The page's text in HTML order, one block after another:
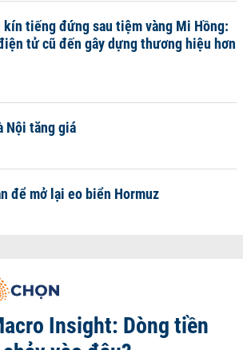
kín tiếng đứng sau tiệm vàng Mi Hồng:
tử cũ đến gây dựng thương hiệu hơn
Nội tăng giá
để mở lại eo biển Hormuz
Insight: Dòng tiền